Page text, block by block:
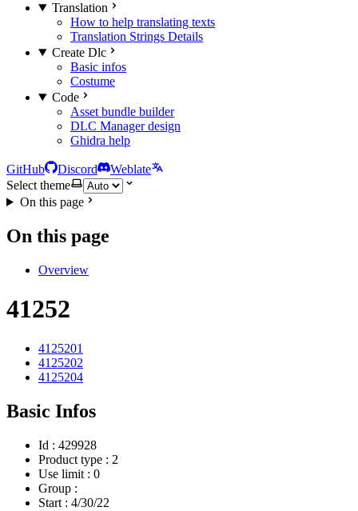
Translation
How to help translating texts
Translation Strings Details
Create Dlc
Basic infos
Costume
Code
Asset bundle builder
DLC Manager design
Ghidra help
GitHub Discord
Weblate
Select theme
On this page
On this page
Overview
41252
4125201
4125202
4125204
Basic Infos
Id : 429928
Product type : 2
Use limit : 0
Group :
Start : 4/30/22